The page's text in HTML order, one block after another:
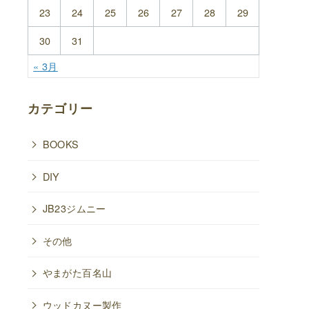
23 24 25 26 27 28
29
30
31
« 3月
カテゴリー
BOOKS
DIY
JB23ジムニー
その他
やまがた百名山
ウッドカヌー製作